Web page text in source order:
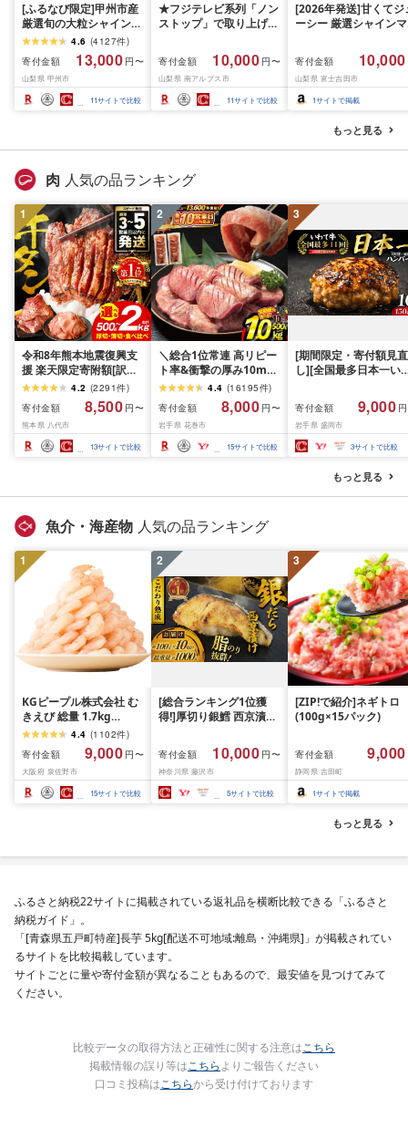
[ふるなび限定]甲州市産
厳選旬の大粒シャインマ
スカット 約1.3kg 2〜3
房[2026年発送]
(MG)B12-472 FN-
Limited-VO シャインマ
スカット フルーツ
4.6 (4127件)
寄付金額
13,000 円〜
山梨県 甲州市
11サイトで比較
★フジテレビ系列「ノン
ストップ」で取り上げら
先行予約]南アルプス市
産シャインマスカット
1.2kg以上(2〜3房)ふる
さと納税 おすすめ 山梨
県 南アルプス市 送料無
寄付金額 10,000 円〜
山梨県 南アルプス市
11サイトで比較
[2026年発送]甘くてジ
ーシー 厳選シャインマ
月前半(1〜15日)から
月下旬までの発送) フ
ーツ ぶどう 果物 山梨
産 2026 旬 大粒 高級
寄付金額 10,000
山梨県 富士吉田市
1サイトで掲載
もっと見る
肉 人気の品ランキング
1
令和8年熊本地震復興支
援 楽天限定寄附額[訳あ
り]牛タン 500g〜2kg 肉
牛肉 訳あり 牛タン 冷凍
小分け 厚切り 薄切り 食
べ比べ 500g 1kg 1.5kg
2kg 牛 人気 ビーフ 牛た
ん ふるさと納税 ランキ
4.2 (2291件)
寄付金額
8,500 円〜
熊本県 八代市
13サイトで比較
2
＼総合1位常連 高リピー
ト率&衝撃の厚み10mm
厚切り牛タン 塩味/ ≪ス
ピード発送!!10営業日以
内発送≫ 選べる内容量
500g / 1kg 定期便 毎月
届く 牛肉 肉 BBQ ふるさ
と 人気 ランキング 岩手
4.4 (16195件)
寄付金額
8,000 円〜
岩手県 花巻市
15サイトで比較
3
[期間限定・寄付額見直
し][全国最多日本一い
1.5kg(150g×10個) い
て牛 × 岩中豚 ハンバー
グ 合挽き 合い挽き 黒
和牛 人気 冷凍 個包装
分け 冷凍 牛肉 豚肉 和
ビーフ ポーク はんば
ぐ 挽肉 お肉 ミンチ 肉
お弁当 hannba-gu ラ
寄付金額 9,000
岩手県 盛岡市
3サイトで比較
もっと見る
魚介・海産物 人気の品ランキング
1
KGピープル株式会社 む
きえび 総量 1.7kg
(850g×2P) 特大 5Lサイ
ズ バナメイエビ バラ凍
結 下処理不要 サイズ不
揃い 訳あり
4.4 (1102件)
寄付金額
9,000 円〜
大阪府 泉佐野市
15サイトで比較
2
[総合ランキング1位獲
得!]厚切り銀鱈 西京漬け
約 1,000g (約 100g × 10
切) 西京味噌 西京みそ 味
噌漬け みそ 味噌 鮮魚 魚
介 銀だら 銀ダラ ギンダ
ラ ぎんだら 鱈 タラ 魚
礼品 おかず おつまみ お
南 藤沢
寄付金額 10,000 円〜
神奈川県 藤沢市
5サイトで比較
3
[ZIP!で紹介]ネギトロ
(100g×15パック)
寄付金額 9,000
静岡県 吉田町
1サイトで掲載
もっと見る
ふるさと納税22サイトに掲載されている返礼品を横断比較できる「ふるさと
納税ガイド」。
「[青森県五戸町特産]長芋 5kg[配送不可地域:離島・沖縄県]」が掲載されてい
るサイトを比較掲載しています。
サイトごとに量や寄付金額が異なることもあるので、最安値を見つけてみて
ください。
比較データの取得方法と正確性に関する注意はこちら
掲載情報の誤り等はこちらよりご報告ください
口コミ投稿はこちらから受け付けております